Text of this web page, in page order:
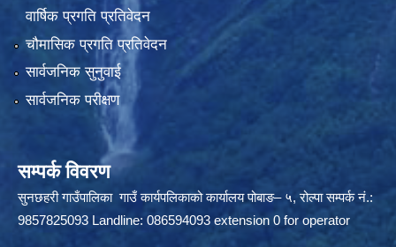
वार्षिक प्रगति प्रतिवेदन
चौमासिक प्रगति प्रतिवेदन
सार्वजनिक सुनुवाई
सार्वजनिक परीक्षण
सम्पर्क विवरण
सुनछहरी गाउँपालिका गाउँ कार्यपलिकाको कार्यालय पोबाङ– ५, रोल्पा सम्पर्क नं.:
9857825093 Landline: 086594093 extension 0 for operator